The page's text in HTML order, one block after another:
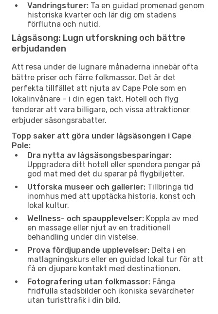
Vandringsturer: Ta en guidad promenad genom
historiska kvarter och lär dig om stadens
förflutna och nutid.
Lågsäsong: Lugn utforskning och bättre
erbjudanden
Att resa under de lugnare månaderna innebär ofta
bättre priser och färre folkmassor. Det är det
perfekta tillfället att njuta av Cape Pole som en
lokalinvånare – i din egen takt. Hotell och flyg
tenderar att vara billigare, och vissa attraktioner
erbjuder säsongsrabatter.
Topp saker att göra under lågsäsongen i Cape
Pole:
Dra nytta av lågsäsongsbesparingar:
Uppgradera ditt hotell eller spendera pengar på
god mat med det du sparar på flygbiljetter.
Utforska museer och gallerier: Tillbringa tid
inomhus med att upptäcka historia, konst och
lokal kultur.
Wellness- och spaupplevelser: Koppla av med
en massage eller njut av en traditionell
behandling under din vistelse.
Prova fördjupande upplevelser: Delta i en
matlagningskurs eller en guidad lokal tur för att
få en djupare kontakt med destinationen.
Fotografering utan folkmassor: Fånga
fridfulla stadsbilder och ikoniska sevärdheter
utan turisttrafik i din bild.